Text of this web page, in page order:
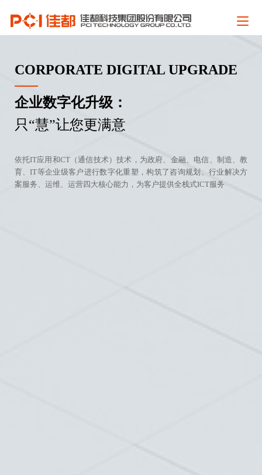
CORPORATE DIGITAL UPGRADE
企业数字化升级：
只“慧”让您更满意
依托IT应用和CT（通信技术）技术，为政府、金融、电信、制造、教
育、IT等企业级客户进行数字化重塑，构筑了咨询规划、行业解决方
案服务、运维、运营四大核心能力，为客户提供全栈式ICT服务